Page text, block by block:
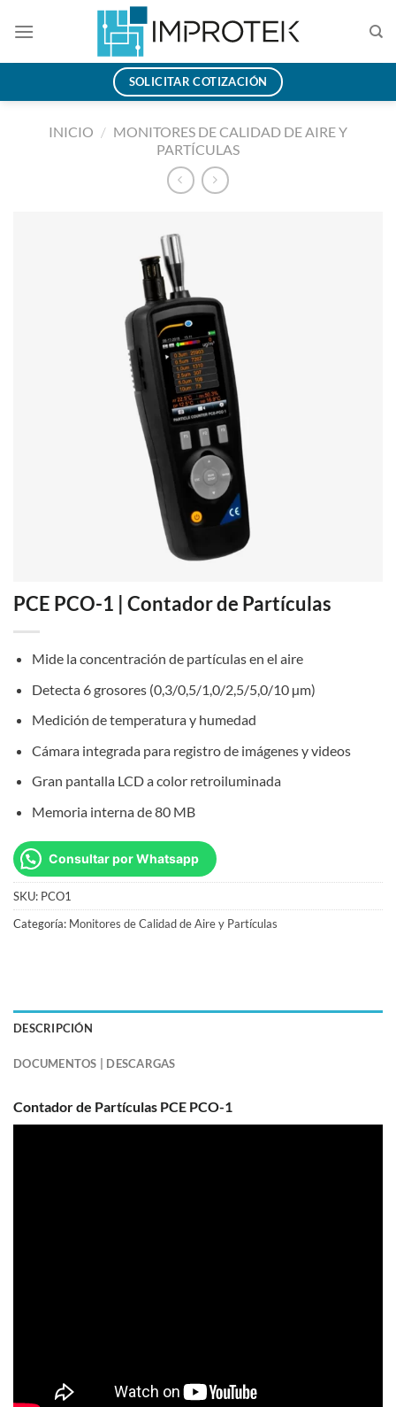
SOLICITAR COTIZACIÓN
INICIO / MONITORES DE CALIDAD DE AIRE Y
PARTÍCULAS
PCE PCO-1 | Contador de Partículas
Mide la concentración de partículas en el aire
Detecta 6 grosores (0,3/0,5/1,0/2,5/5,0/10 µm)
Medición de temperatura y humedad
Cámara integrada para registro de imágenes y videos
Gran pantalla LCD a color retroiluminada
Memoria interna de 80 MB
Consultar por Whatsapp
SKU: PCO1
Categoría: Monitores de Calidad de Aire y Partículas
DESCRIPCIÓN
DOCUMENTOS | DESCARGAS
Contador de Partículas PCE PCO-1